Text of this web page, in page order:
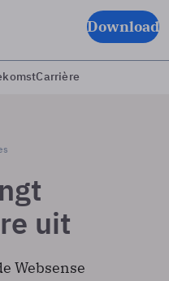
Download
Carrière
uit
Websense